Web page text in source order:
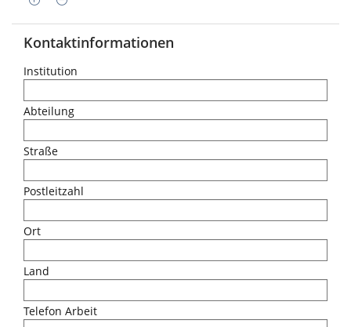
Kontaktinformationen
Institution
Abteilung
Straße
Postleitzahl
Ort
Land
Telefon Arbeit